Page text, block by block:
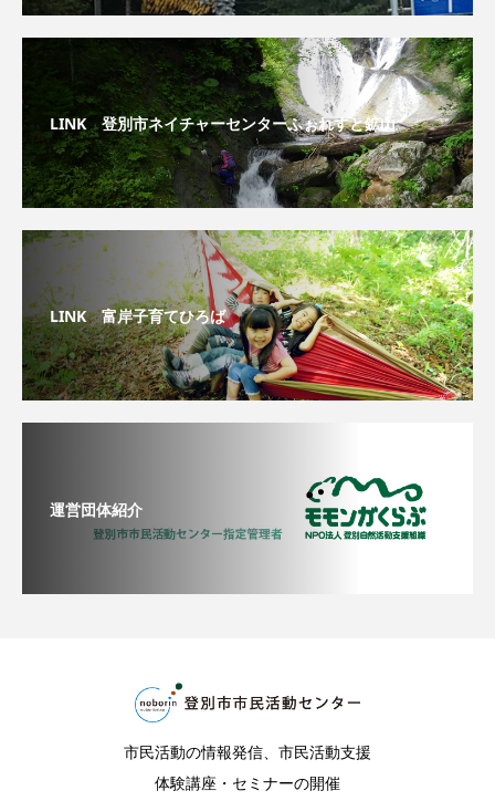
LINK 登別市ネイチャーセンターふぉれすと鉱山
LINK 富岸子育てひろば
運営団体紹介
市民活動の情報発信、市民活動支援
体験講座・セミナーの開催